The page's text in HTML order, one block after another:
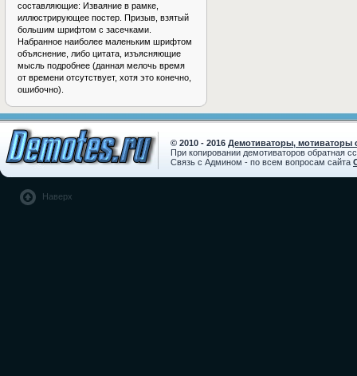
составляющие: Изваяние в рамке,
иллюстрирующее постер. Призыв, взятый
большим шрифтом с засечками.
Набранное наиболее маленьким шрифтом
объяснение, либо цитата, изъясняющие
мысль подробнее (данная мелочь время
от времени отсутствует, хотя это конечно,
ошибочно).
© 2010 - 2016 Демотиваторы, мотиваторы
При копировании демотиваторов обратная
Связь с Админом - по всем вопросам сайта
Наверх